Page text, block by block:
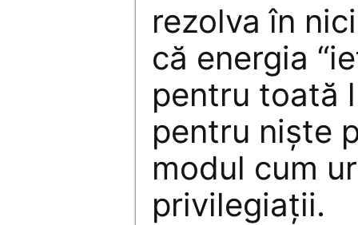
rezolva în
că energia
pentru toată
pentru nişte
modul cum
privilegiaţii.